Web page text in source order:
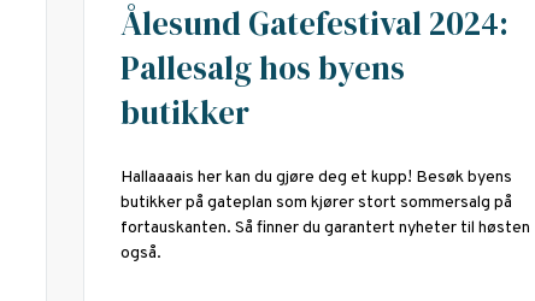
Ålesund Gatefestival 2024:
Pallesalg hos byens
butikker
Hallaaaais her kan du gjøre deg et kupp! Besøk byens
butikker på gateplan som kjører stort sommersalg på
fortauskanten. Så finner du garantert nyheter til høsten
også.